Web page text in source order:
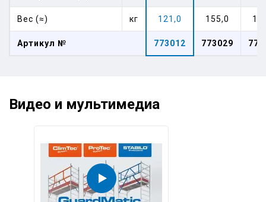
Артикул № 773012 773029
Вес (≈) кг 121,0 155,0
Видео и мультимедиа